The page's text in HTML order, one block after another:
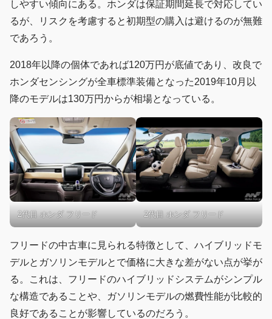
しやすい傾向にある。ホンダは保証期間延長で対応してい
るが、リスクを考慮すると初期型の購入は避けるのが無難
であろう。
2018年以降の個体であれば120万円が底値であり、改良で
ホンダセンシングが全車標準装備となった2019年10月以
降のモデルは130万円からが相場となっている。
2代目 ホンダ フリード 2代目 ホンダ フリード
フリードの中古車に見られる特徴として、ハイブリッドモ
デルとガソリンモデルとで価格に大きな差がない点が挙が
る。これは、フリードのハイブリッドシステムがシンプル
な構造であることや、ガソリンモデルの燃費性能が比較的
良好であることが影響しているのだろう。